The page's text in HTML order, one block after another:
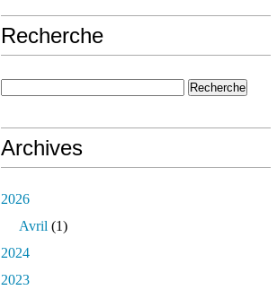
Recherche
Archives
2026
Avril (1)
2024
2023